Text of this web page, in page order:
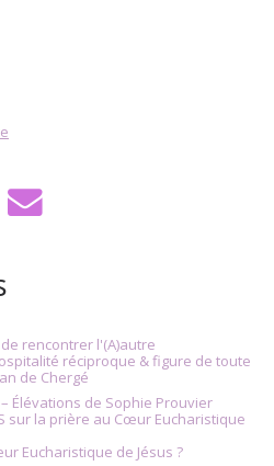
rencontrer l'(A)autre
réciproque & figure de toute
de Chergé
Élévations de Sophie Prouvier
sur la prière au Cœur Eucharistique
Eucharistique de Jésus ?